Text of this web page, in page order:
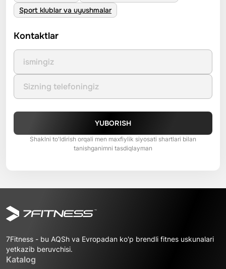
Sport klublar va uyushmalar
Kontaktlar
YUBORISH
Shaklni to'ldirish orqali men maxfiylik siyosati shartlari bilan
tanishganimni tasdiqlayman
7Fitness - bu AQSh va Evropadan ko'p brendli fitnes uskunalari
yetkazib beruvchisi.
Katalog